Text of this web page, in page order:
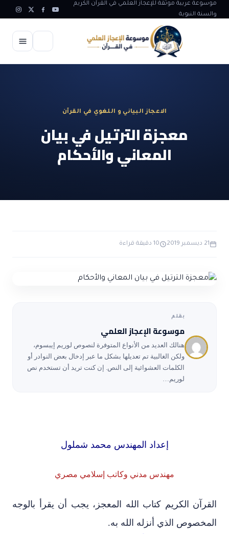
موسوعة عربية موثقة للإعجاز العلمي في القرآن الكريم
والسنة النبوية
الاعجاز الغيبي في القرآن
الاعجاز في علوم الفلك والفضاء
الاعجاز البياني و اللغوي في القرآن
الاعجاز التشريعي في القرآن
آيات الله في خلق الحيوان
حول القراّن
تواصل معنا
الاعجاز البياني و اللغوي في القرآن
معجزة الترتيل في بيان
المعاني والأحكام
21 ديسمبر 2019 10 دقيقة قراءة
بقلم
موسوعة الإعجاز العلمي
هنالك العديد من الأنواع المتوفرة لنصوص لوريم إيبسوم،
ولكن الغالبية تم تعديلها بشكل ما عبر إدخال بعض النوادر أو
الكلمات العشوائية إلى النص. إن كنت تريد أن تستخدم نص
لوريم…
إعداد المهندس محمد شملول
مهندس مدني وكاتب إسلامي مصري
القرآن الكريم كتاب الله المعجز، يجب أن يقرأ بالوجه
المخصوص الذي أنزله الله به.